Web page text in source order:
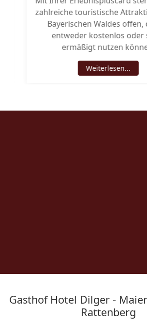
zahlreiche touristische
Bayerischen Waldes offen,
entweder kostenlos oder
ermäßigt nutzen
Weiterlesen...
Gasthof Hotel Dilger -
Rattenberg